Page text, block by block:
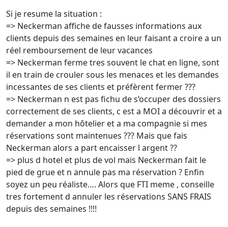
Si je resume la situation :
=> Neckerman affiche de fausses informations aux
clients depuis des semaines en leur faisant a croire a un
réel remboursement de leur vacances
=> Neckerman ferme tres souvent le chat en ligne, sont
il en train de crouler sous les menaces et les demandes
incessantes de ses clients et préfèrent fermer ???
=> Neckerman n est pas fichu de s’occuper des dossiers
correctement de ses clients, c est a MOI a découvrir et a
demander a mon hôtelier et a ma compagnie si mes
réservations sont maintenues ??? Mais que fais
Neckerman alors a part encaisser l argent ??
=> plus d hotel et plus de vol mais Neckerman fait le
pied de grue et n annule pas ma réservation ? Enfin
soyez un peu réaliste…. Alors que FTI meme , conseille
tres fortement d annuler les réservations SANS FRAIS
depuis des semaines !!!!